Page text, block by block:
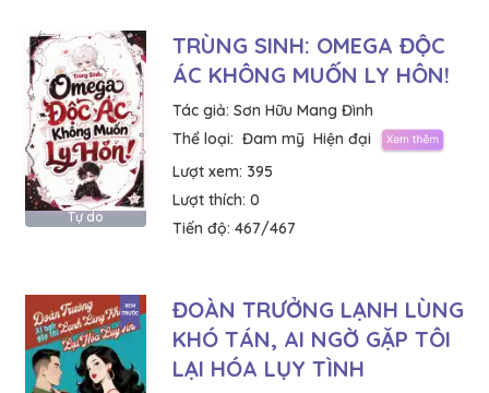
Tự do
TRÙNG SINH: OMEGA ĐỘC
ÁC KHÔNG MUỐN LY HÔN!
Tác giả: Sơn Hữu Mang Đình
Thể loại: Đam mỹ Hiện đại
Lượt xem: 395
Lượt thích: 0
Tiến độ: 467/467
ĐOÀN TRƯỞNG LẠNH LÙNG
KHÓ TÁN, AI NGỜ GẶP TÔI
LẠI HÓA LỤY TÌNH